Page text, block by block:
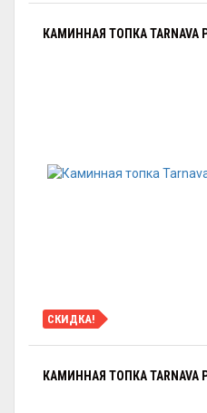
КАМИННАЯ ТОПКА TARNAVA
СКИДКА!
КАМИННАЯ ТОПКА TARNAVA